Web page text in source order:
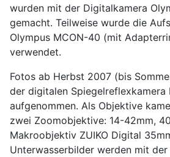
wurden mit der Digitalkamera
gemacht. Teilweise wurde die
Olympus MCON-40 (mit
verwendet.
Fotos ab Herbst 2007 (bis
der digitalen Spiegelreflexkamera
aufgenommen. Als Objektive
zwei Zoomobjektive: 14-42mm,
Makroobjektiv ZUIKO Digital
Unterwasserbilder werden mit der